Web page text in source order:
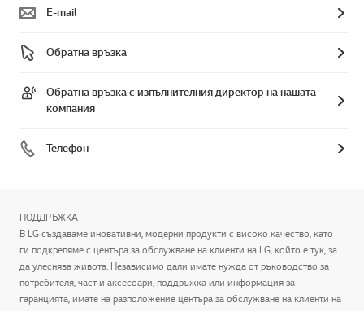
E-mail
Обратна връзка
Обратна връзка с изпълнителния директор на нашата
компания
Телефон
ПОДДРЪЖКА
В LG създаваме иновативни, модерни продукти с високо качество, като
ги подкрепяме с центъра за обслужване на клиенти на LG, който е тук, за
да улеснява живота. Независимо дали имате нужда от ръководство за
потребителя, част и аксесоари, поддръжка или информация за
гаранцията, имате на разположение центъра за обслужване на клиенти на